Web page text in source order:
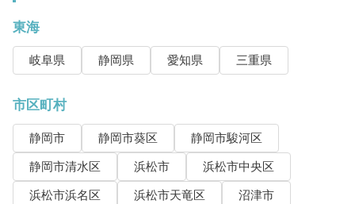
東海
岐阜県 静岡県 愛知県 三重県
市区町村
静岡市 静岡市葵区
静岡市駿河区
静岡市清水区
浜松市
浜松市中央区
浜松市浜名区
浜松市天竜区
沼津市